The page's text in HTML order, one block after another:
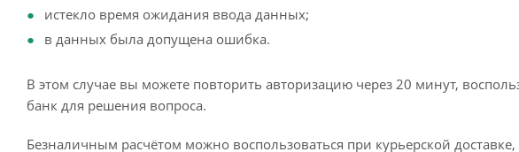
истекло время ожидания ввода данных;
в данных была допущена ошибка.
В этом случае вы можете повторить авторизацию через 20 минут,
банк для решения вопроса.
Безналичным расчётом можно воспользоваться при курьерской